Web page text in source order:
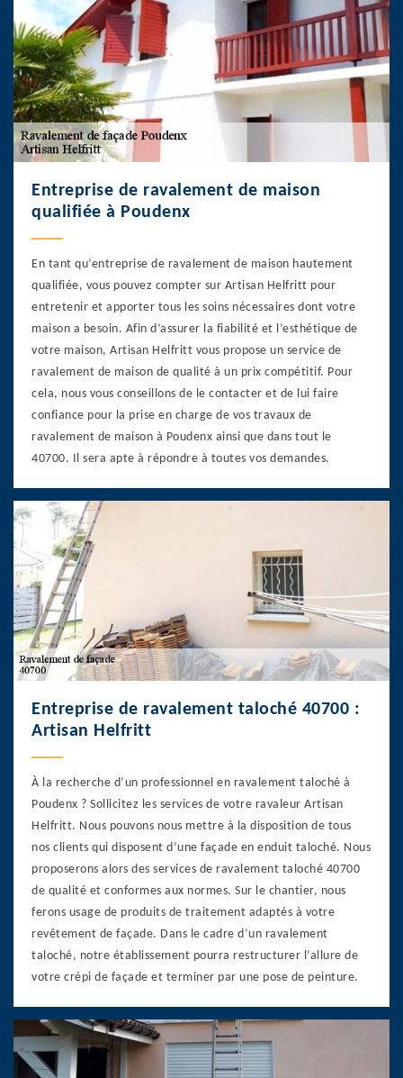
Entreprise de ravalement de maison
qualifiée à Poudenx
En tant qu’entreprise de ravalement de maison hautement
qualifiée, vous pouvez compter sur Artisan Helfritt pour
entretenir et apporter tous les soins nécessaires dont votre
maison a besoin. Afin d’assurer la fiabilité et l’esthétique de
votre maison, Artisan Helfritt vous propose un service de
ravalement de maison de qualité à un prix compétitif. Pour
cela, nous vous conseillons de le contacter et de lui faire
confiance pour la prise en charge de vos travaux de
ravalement de maison à Poudenx ainsi que dans tout le
40700. Il sera apte à répondre à toutes vos demandes.
Entreprise de ravalement taloché 40700 :
Artisan Helfritt
À la recherche d’un professionnel en ravalement taloché à
Poudenx ? Sollicitez les services de votre ravaleur Artisan
Helfritt. Nous pouvons nous mettre à la disposition de tous
nos clients qui disposent d’une façade en enduit taloché. Nous
proposerons alors des services de ravalement taloché 40700
de qualité et conformes aux normes. Sur le chantier, nous
ferons usage de produits de traitement adaptés à votre
revêtement de façade. Dans le cadre d’un ravalement
taloché, notre établissement pourra restructurer l’allure de
votre crépi de façade et terminer par une pose de peinture.